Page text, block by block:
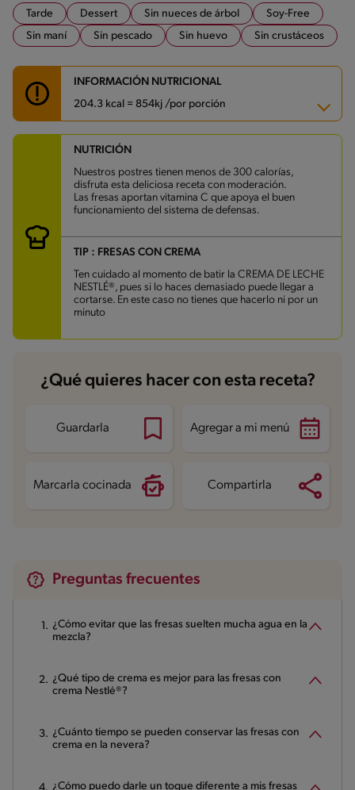
Tarde Dessert Sin nueces de árbol
Soy-Free
Sin maní
Sin pescado Sin huevo Sin crustáceos
INFORMACIÓN NUTRICIONAL
204.3 kcal = 854kj /por porción
Carbohidratos
Energía 204.3 kcal
Grasas 12.2 g
Fibra 2.3 g
Proteína 2.2 g
Azúcares 17 g
NUTRICIÓN
Nuestros postres tienen menos de 300 calorías,
disfruta esta deliciosa receta con moderación.
Las fresas aportan vitamina C que apoya el buen
funcionamiento del sistema de defensas.
TIP : FRESAS CON CREMA
Ten cuidado al momento de batir la CREMA DE LECHE
NESTLÉ®, pues si lo haces demasiado puede llegar a
cortarse. En este caso no tienes que hacerlo ni por un
minuto
¿Qué quieres hacer con esta receta?
Guardarla Agregar a mi menú
Marcarla cocinada Compartirla
Preguntas frecuentes
¿Cómo evitar que las fresas suelten mucha agua en la
mezcla?
¿Qué tipo de crema es mejor para las fresas con
crema Nestlé®?
¿Cuánto tiempo se pueden conservar las fresas con
crema en la nevera?
¿Cómo puedo darle un toque diferente a mis fresas